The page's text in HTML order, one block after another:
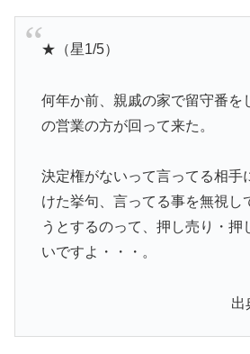
★（星1/5）
何年か前、親戚の家で留守番を
の営業の方が回って来た。
決定権がないって言ってる相手
けた挙句、言ってる事を無視し
うとするのって、押し売り・押
いですよ・・・。
出